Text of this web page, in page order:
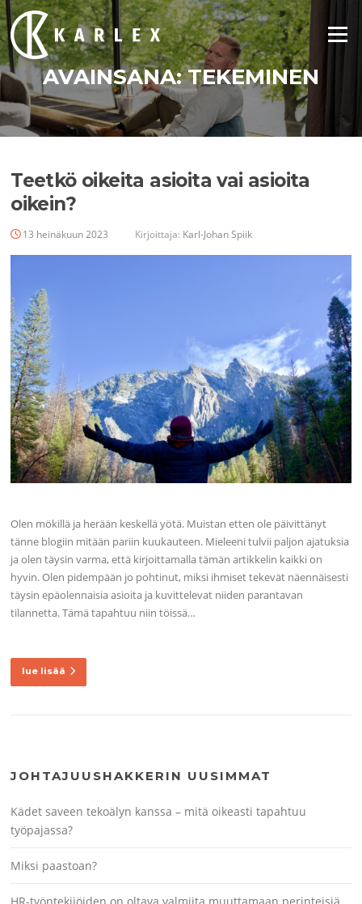
Siirry
suoraan
sisältöön
Valikko
AVAINSANA:TEKEMINEN
Teetkö oikeita asioita vai asioita
oikein?
13 heinäkuun 2023 Kirjoittaja: Karl-Johan Spiik
Olen mökillä ja herään keskellä yötä. Muistan etten ole päivittänyt
tänne blogiin mitään pariin kuukauteen. Mieleeni tulvii paljon ajatuksia
ja olen täysin varma, että kirjoittamalla tämän artikkelin kaikki on
hyvin. Olen pidempään jo pohtinut, miksi ihmiset tekevät näennäisesti
täysin epäolennaisia asioita ja kuvittelevat niiden parantavan
tilannetta. Tämä tapahtuu niin töissä…
lue lisää
JOHTAJUUSHAKKERIN UUSIMMAT
Kädet saveen tekoälyn kanssa – mitä oikeasti tapahtuu
työpajassa?
Miksi paastoan?